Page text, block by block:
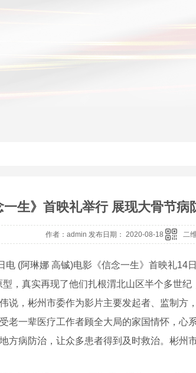
一生》首映礼举行 展现大骨节病
作者：admin 发布日期： 2020-08-18 二
(阿琳娜 高铖)电影《信念一生》首映礼14
，真实再现了他们扎根渭北山区半个多世纪
，彬州市委作为影片主要发起者、监制方
老一辈医疗工作者顾全大局的家国情怀，心
方病防治，让众多患者得到及时救治。彬州